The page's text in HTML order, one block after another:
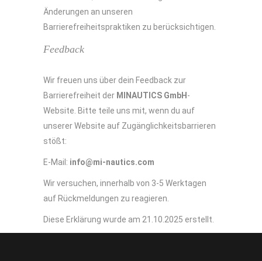
Änderungen an unseren
Barrierefreiheitspraktiken zu berücksichtigen.
Feedback
Wir freuen uns über dein Feedback zur
Barrierefreiheit der MINAUTICS GmbH -
Website. Bitte teile uns mit, wenn du auf
unserer Website auf Zugänglichkeitsbarrieren
stößt:
E-Mail: info@mi-nautics.com
Wir versuchen, innerhalb von 3-5 Werktagen
auf Rückmeldungen zu reagieren.
Diese Erklärung wurde am 21.10.2025 erstellt.